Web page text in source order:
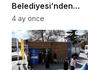
Belediyesi’nden
Muhtarlara
Cinsiyet Eşitliği
Semineri
4 ay önce